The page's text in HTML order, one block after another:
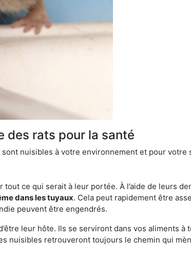
des rats pour la santé
nuisibles à votre environnement et pour votre
ce qui serait à leur portée. À l’aide de leurs
dans les tuyaux. Cela peut rapidement être
peuvent être engendrés.
leur hôte. Ils se serviront dans vos aliments à
nuisibles retrouveront toujours le chemin qui